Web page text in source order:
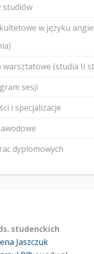
studiów
w języku
warsztatowe (studia II
sesji
i specjalizacje
dyplomowych
studenckich
Jaszczuk